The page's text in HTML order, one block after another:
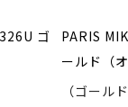
ゴ
PARIS
ールド（
（ゴール